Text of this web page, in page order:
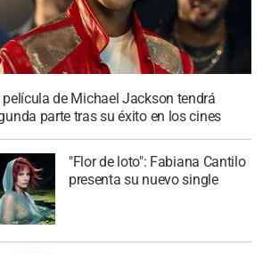
película de Michael Jackson tendrá
parte tras su éxito en los cines
"Flor de loto": Fabiana Cantilo
presenta su nuevo single